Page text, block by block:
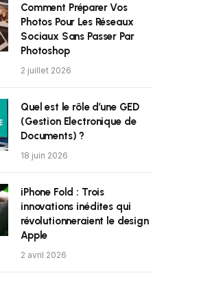
Comment Préparer Vos
Photos Pour Les Réseaux
Sociaux Sans Passer Par
Photoshop
2 juillet 2026
Quel est le rôle d’une GED
(Gestion Electronique de
Documents) ?
18 juin 2026
iPhone Fold : Trois
innovations inédites qui
révolutionneraient le design
Apple
2 avril 2026